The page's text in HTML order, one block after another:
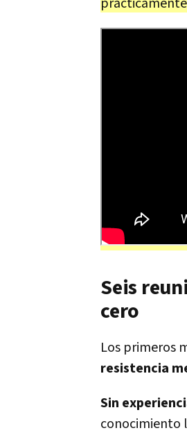
Seis
cero
Los primeros
resistencia
Sin
conocimiento